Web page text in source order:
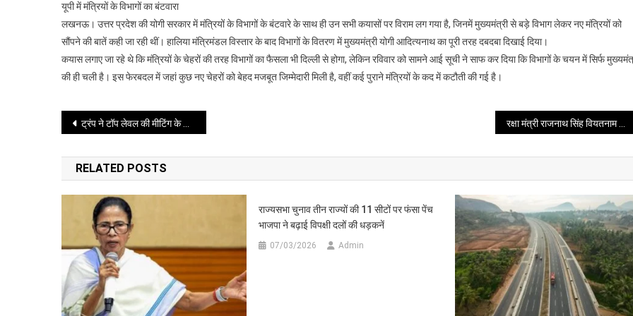
का
जलवा
बरकरार,
कई
यूपी में मंत्रियों के विभागों का बंटवारा
लखनऊ। उत्तर प्रदेश की योगी सरकार में मंत्रियों के विभागों के बंटवारे के साथ ही उन सभी कयासों पर विराम लग गया है, जिनमें मुख्यमंत्री से बड़े विभाग लेकर नए मंत्रियों को
सौंपने की बातें कही जा रही थीं। हालिया मंत्रिमंडल विस्तार के बाद विभागों के वितरण में मुख्यमंत्री योगी आदित्यनाथ का पूरी तरह दबदबा दिखाई दिया।
कयास लगाए जा रहे थे कि मंत्रियों के चेहरों की तरह विभागों का फैसला भी दिल्ली से होगा, लेकिन रविवार को सामने आई सूची ने साफ कर दिया कि विभागों के चयन में सिर्फ
की ही चली है। इस फेरबदल में जहां कुछ नए चेहरों को बेहद मजबूत जिम्मेदारी मिली है, वहीं कई पुराने मंत्रियों के कद में कटौती की गई है।
Post
navigation
ट्रंप ने टॉप लेवल की मीटिंग के बाद कहा- ईरान में कुछ नहीं बचेगा
RELATED POSTS
राज्यसभा चुनाव तीन राज्यों की 11 सीटों पर फंसा पेंच
भाजपा ने बढ़ाई विपक्षी दलों की धड़कनें
07/03/2026 Admin